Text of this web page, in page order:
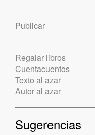
Publicar
Regalar libros
Cuentacuentos
Texto al azar
Autor al azar
Sugerencias